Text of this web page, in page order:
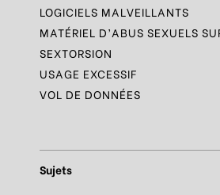
LOGICIELS MALVEILLANTS
MATÉRIEL D’ABUS SEXUELS
SEXTORSION
USAGE EXCESSIF
VOL DE DONNÉES
Sujets